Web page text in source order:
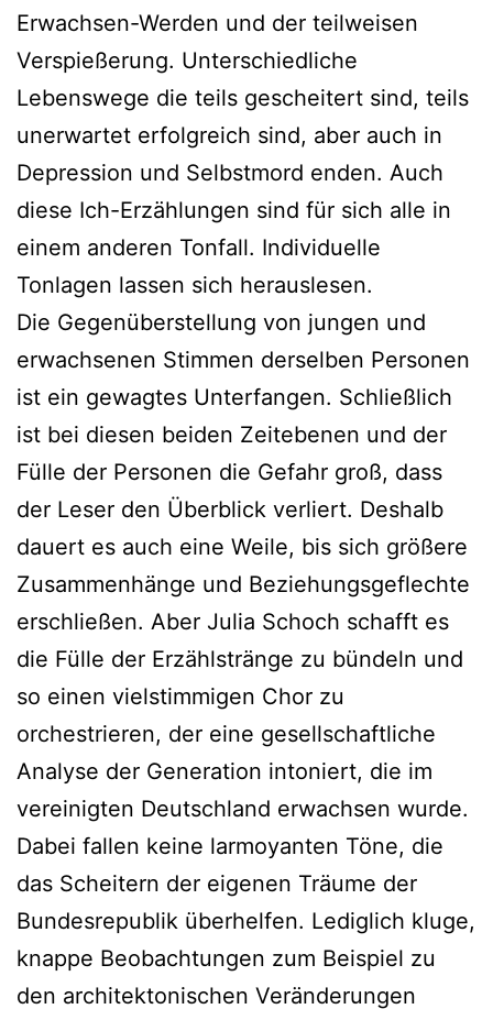
Erwachsen-Werden und der teilweisen
Verspießerung. Unterschiedliche
Lebenswege die teils gescheitert sind, teils
unerwartet erfolgreich sind, aber auch in
Depression und Selbstmord enden. Auch
diese Ich-Erzählungen sind für sich alle in
einem anderen Tonfall. Individuelle
Tonlagen lassen sich herauslesen.
Die Gegenüberstellung von jungen und
erwachsenen Stimmen derselben Personen
ist ein gewagtes Unterfangen. Schließlich
ist bei diesen beiden Zeitebenen und der
Fülle der Personen die Gefahr groß, dass
der Leser den Überblick verliert. Deshalb
dauert es auch eine Weile, bis sich größere
Zusammenhänge und Beziehungsgeflechte
erschließen. Aber Julia Schoch schafft es
die Fülle der Erzählstränge zu bündeln und
so einen vielstimmigen Chor zu
orchestrieren, der eine gesellschaftliche
Analyse der Generation intoniert, die im
vereinigten Deutschland erwachsen wurde.
Dabei fallen keine larmoyanten Töne, die
das Scheitern der eigenen Träume der
Bundesrepublik überhelfen. Lediglich kluge,
knappe Beobachtungen zum Beispiel zu
den architektonischen Veränderungen